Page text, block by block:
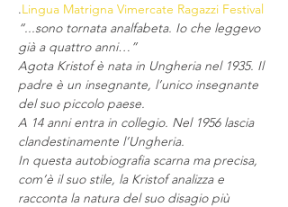
.Lingua Matrigna Vimercate Ragazzi Festival
“...sono tornata analfabeta. Io che leggevo
già a quattro anni…”
Agota Kristof è nata in Ungheria nel 1935. Il
padre è un insegnante, l’unico insegnante
del suo piccolo paese.
A 14 anni entra in collegio. Nel 1956 lascia
clandestinamente l’Ungheria.
In questa autobiografia scarna ma precisa,
com’è il suo stile, la Kristof analizza e
racconta la natura del suo disagio più